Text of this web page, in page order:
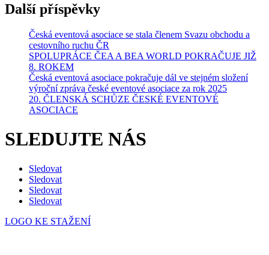
Další příspěvky
Česká eventová asociace se stala členem Svazu obchodu a
cestovního ruchu ČR
SPOLUPRÁCE ČEA A BEA WORLD POKRAČUJE JIŽ
8. ROKEM
Česká eventová asociace pokračuje dál ve stejném složení
výroční zpráva české eventové asociace za rok 2025
20. ČLENSKÁ SCHŮZE ČESKÉ EVENTOVÉ
ASOCIACE
SLEDUJTE NÁS
Sledovat
Sledovat
Sledovat
Sledovat
LOGO KE STAŽENÍ